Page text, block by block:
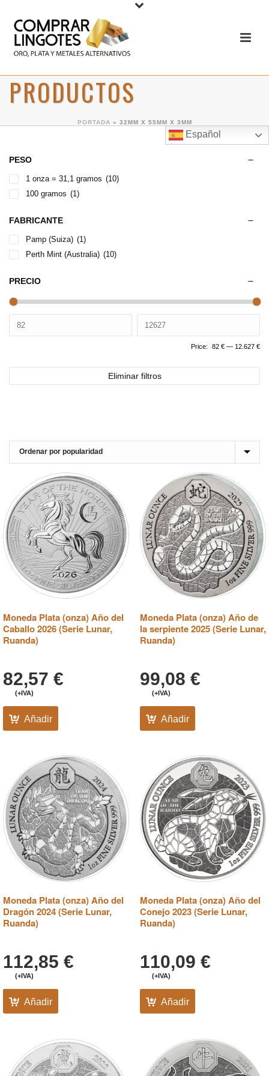
PRODUCTOS
PORTADA » 32MM X 55MM X 3MM
Español
Moneda Plata (onza) Año del
Caballo 2026 (Serie Lunar,
Ruanda)
82,57 €
(+IVA)
Añadir
Moneda Plata (onza) Año de
la serpiente 2025 (Serie Lunar,
Ruanda)
99,08 €
(+IVA)
Añadir
Moneda Plata (onza) Año del
Dragón 2024 (Serie Lunar,
Ruanda)
112,85 €
(+IVA)
Añadir
Moneda Plata (onza) Año del
Conejo 2023 (Serie Lunar,
Ruanda)
110,09 €
(+IVA)
Añadir
PESO
1 onza = 31,1 gramos (10)
100 gramos (1)
FABRICANTE
Pamp (Suiza) (1)
Perth Mint (Australia) (10)
PRECIO
Price: 82 € — 12.627 €
Eliminar filtros